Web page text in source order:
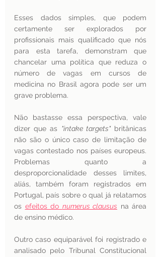
Esses dados simples, que podem
certamente ser explorados por
profissionais mais qualificado que nós
para esta tarefa, demonstram que
chancelar uma política que reduza o
número de vagas em cursos de
medicina no Brasil agora pode ser um
grave problema.
Não bastasse essa perspectiva, vale
dizer que as "intake targets" britânicas
não são o único caso de limitação de
vagas contestado nos países europeus.
Problemas quanto a
desproporcionalidade desses limites,
aliás, também foram registrados em
Portugal, país sobre o qual já relatamos
os efeitos do numerus clausus na área
de ensino médico.
Outro caso equiparável foi registrado e
analisado pelo Tribunal Constitucional